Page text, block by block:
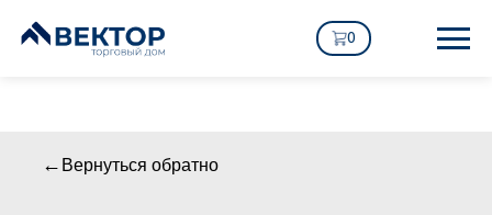
0
Вернуться обратно